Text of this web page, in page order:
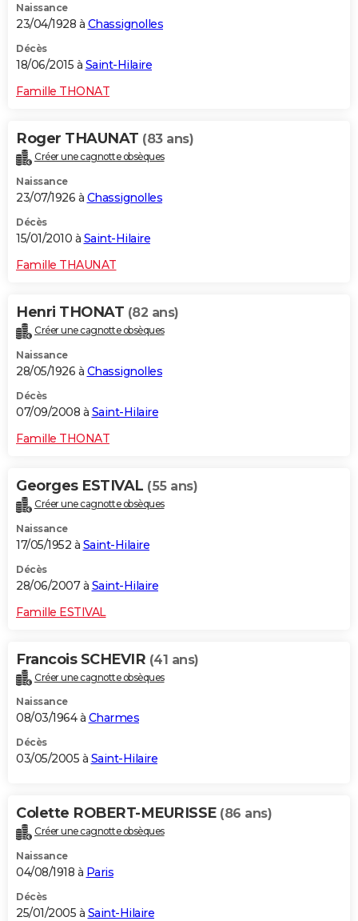
Naissance
23/04/1928 à Chassignolles
Décès
18/06/2015 à Saint-Hilaire
Famille THONAT
Roger THAUNAT (83 ans)
Créer une cagnotte obsèques
Naissance
23/07/1926 à Chassignolles
Décès
15/01/2010 à Saint-Hilaire
Famille THAUNAT
Henri THONAT (82 ans)
Créer une cagnotte obsèques
Naissance
28/05/1926 à Chassignolles
Décès
07/09/2008 à Saint-Hilaire
Famille THONAT
Georges ESTIVAL (55 ans)
Créer une cagnotte obsèques
Naissance
17/05/1952 à Saint-Hilaire
Décès
28/06/2007 à Saint-Hilaire
Famille ESTIVAL
Francois SCHEVIR (41 ans)
Créer une cagnotte obsèques
Naissance
08/03/1964 à Charmes
Décès
03/05/2005 à Saint-Hilaire
Colette ROBERT-MEURISSE (86 ans)
Créer une cagnotte obsèques
Naissance
04/08/1918 à Paris
Décès
25/01/2005 à Saint-Hilaire